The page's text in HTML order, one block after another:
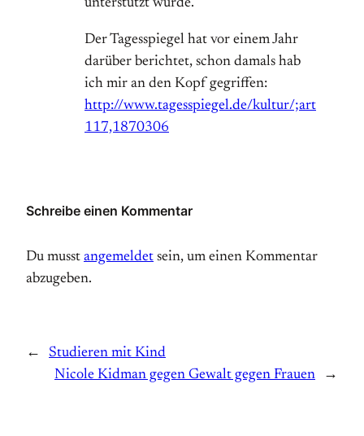
unterstützt wurde.
Der Tagesspiegel hat vor einem Jahr
darüber berichtet, schon damals hab
ich mir an den Kopf gegriffen:
http://www.tagesspiegel.de/kultur/;art
117,1870306
Schreibe einen Kommentar
Du musst angemeldet sein, um einen Kommentar
abzugeben.
←
Studieren mit Kind
Nicole Kidman gegen Gewalt gegen Frauen
→